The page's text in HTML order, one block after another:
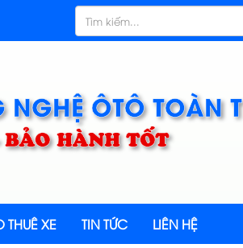
ÔTÔ TOÀN
HÀNH TỐT
THUÊ XE TIN TỨC LIÊN HỆ